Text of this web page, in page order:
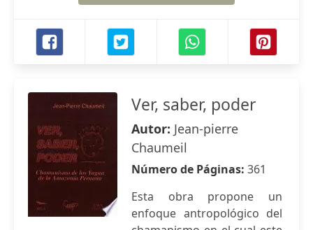
Ver, saber, poder
Autor: Jean-pierre
Chaumeil
Número de Páginas: 361
Esta obra propone un
enfoque antropológico del